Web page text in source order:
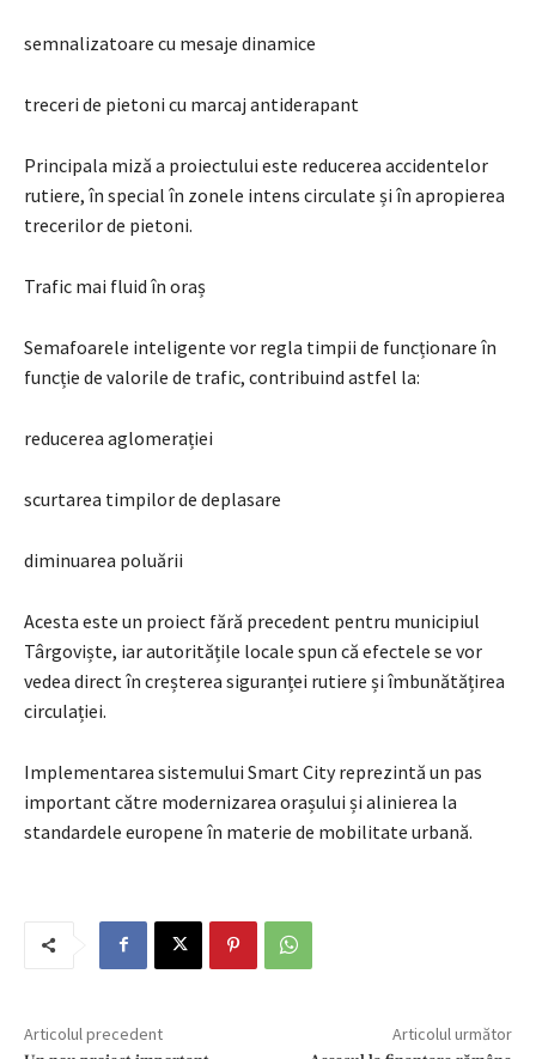
semnalizatoare cu mesaje dinamice
treceri de pietoni cu marcaj antiderapant
Principala miză a proiectului este reducerea accidentelor
rutiere, în special în zonele intens circulate și în apropierea
trecerilor de pietoni.
Trafic mai fluid în oraș
Semafoarele inteligente vor regla timpii de funcționare în
funcție de valorile de trafic, contribuind astfel la:
reducerea aglomerației
scurtarea timpilor de deplasare
diminuarea poluării
Acesta este un proiect fără precedent pentru municipiul
Târgoviște, iar autoritățile locale spun că efectele se vor
vedea direct în creșterea siguranței rutiere și îmbunătățirea
circulației.
Implementarea sistemului Smart City reprezintă un pas
important către modernizarea orașului și alinierea la
standardele europene în materie de mobilitate urbană.
Articolul precedent Articolul următor